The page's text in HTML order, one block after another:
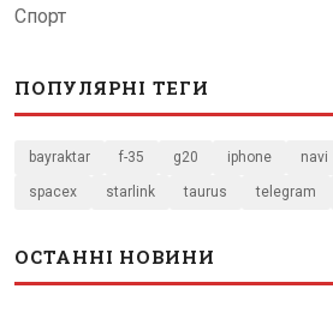
Спорт
ПОПУЛЯРНІ ТЕГИ
bayraktar f-35 g20 iphone navi
spacex starlink taurus telegram
ОСТАННІ НОВИНИ